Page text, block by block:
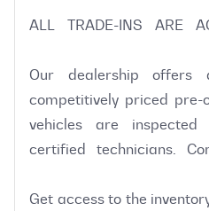
ALL TRADE-INS ARE
Our dealership offers
competitively priced pre-
vehicles are inspected
certified technicians.
Get access to the